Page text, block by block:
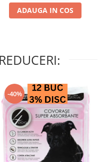
ADAUGA IN COS
-40%